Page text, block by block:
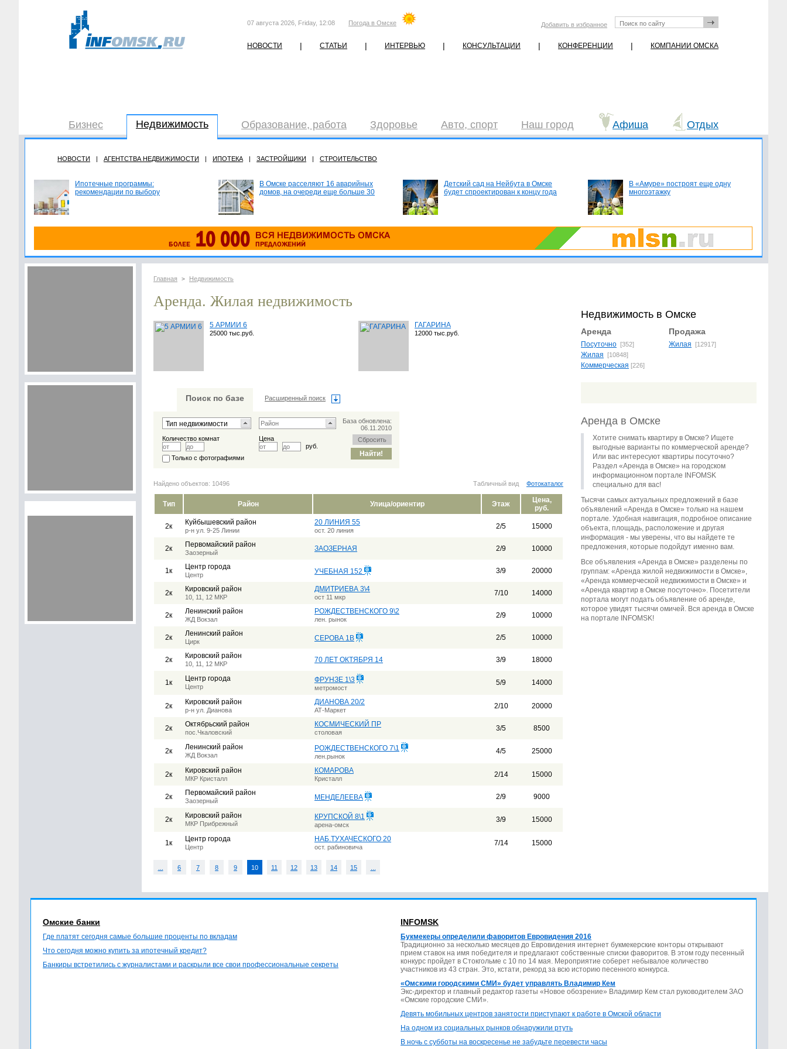
07 августа 2026, Friday, 12:08 Погода в Омске Добавить в избранное
НОВОСТИ | СТАТЬИ | ИНТЕРВЬЮ | КОНСУЛЬТАЦИИ | КОНФЕРЕНЦИИ | КОМПАНИИ ОМСКА
Бизнес Недвижимость Образование, работа Здоровье Авто, спорт Наш город Афиша Отдых
НОВОСТИ | АГЕНТСТВА НЕДВИЖИМОСТИ | ИПОТЕКА | ЗАСТРОЙЩИКИ | СТРОИТЕЛЬСТВО
Ипотечные программы:
рекомендации по выбору
В Омске расселяют 16 аварийных
домов, на очереди еще больше 30
Детский сад на Нейбута в Омске
будет спроектирован к концу года
В «Амуре» построят еще одну
многоэтажку
Главная > Недвижимость
Аренда. Жилая недвижимость
5 АРМИИ 6
25000 тыс.руб.
ГАГАРИНА
12000 тыс.руб.
Поиск по базе Расширенный поиск
База обновлена:
06.11.2010
Количество комнат
Цена
руб.
Только с фотографиями
Табличный вид Фотокаталог
Найдено объектов: 10496
Тип Район Улица/ориентир Этаж
Цена,
руб.
2к Куйбышевский район
р-н ул. 9-25 Линии
20 ЛИНИЯ 55
ост. 20 линия 2/5 15000
2к Первомайский район
Заозерный ЗАОЗЕРНАЯ 2/9 10000
1к Центр города
Центр УЧЕБНАЯ 152 3/9 20000
2к Кировский район
10, 11, 12 МКР
ДМИТРИЕВА 3\4
ост 11 мкр 7/10 14000
2к Ленинский район
ЖД Вокзал
РОЖДЕСТВЕНСКОГО 9\2
лен. рынок 2/9 10000
2к Ленинский район
Цирк СЕРОВА 1В 2/5 10000
2к Кировский район
10, 11, 12 МКР 70 ЛЕТ ОКТЯБРЯ 14 3/9 18000
1к Центр города
Центр
ФРУНЗЕ 1\3
метромост
5/9 14000
2к Кировский район
р-н ул. Дианова
ДИАНОВА 20/2
АТ-Маркет 2/10 20000
2к Октябрьский район
пос.Чкаловский
КОСМИЧЕСКИЙ ПР
столовая 3/5 8500
2к Ленинский район
ЖД Вокзал
РОЖДЕСТВЕНСКОГО 7\1
лен.рынок
4/5 25000
2к Кировский район
МКР Кристалл
КОМАРОВА
Кристалл 2/14 15000
2к Первомайский район
Заозерный МЕНДЕЛЕЕВА 2/9 9000
2к Кировский район
МКР Прибрежный
КРУПСКОЙ 8\1
арена-омск
3/9 15000
1к Центр города
Центр
НАБ.ТУХАЧЕСКОГО 20
ост. рабиновича 7/14 15000
6 7 8 9 10 11 12 13 14 15
Недвижимость в Омске
Аренда Продажа
Посуточно [352]
Жилая [10848]
Коммерческая [226]
Жилая [12917]
Аренда в Омске
Хотите снимать квартиру в Омске? Ищете
выгодные варианты по коммерческой аренде?
Или вас интересуют квартиры посуточно?
Раздел «Аренда в Омске» на городском
информационном портале INFOMSK
специально для вас!
Тысячи самых актуальных предложений в базе
объявлений «Аренда в Омске» только на нашем
портале. Удобная навигация, подробное описание
объекта, площадь, расположение и другая
информация - мы уверены, что вы найдете те
предложения, которые подойдут именно вам.
Все объявления «Аренда в Омске» разделены по
группам: «Аренда жилой недвижимости в Омске»,
«Аренда коммерческой недвижимости в Омске» и
«Аренда квартир в Омске посуточно». Посетители
портала могут подать объявление об аренде,
которое увидят тысячи омичей. Вся аренда в Омске
на портале INFOMSK!
Омские банки
Где платят сегодня самые большие проценты по вкладам
Что сегодня можно купить за ипотечный кредит?
Банкиры встретились с журналистами и раскрыли все свои профессиональные секреты
INFOMSK
Букмекеры определили фаворитов Евровидения 2016
Традиционно за несколько месяцев до Евровидения интернет букмекерские конторы открывают
прием ставок на имя победителя и предлагают собственные списки фаворитов. В этом году песенный
конкурс пройдет в Стокгольме с 10 по 14 мая. Мероприятие соберет небывалое количество
участников из 43 стран. Это, кстати, рекорд за всю историю песенного конкурса.
«Омскими городскими СМИ» будет управлять Владимир Кем
Экс-директор и главный редактор газеты «Новое обозрение» Владимир Кем стал руководителем ЗАО
«Омские городские СМИ».
Девять мобильных центров занятости приступают к работе в Омской области
На одном из социальных рынков обнаружили ртуть
В ночь с субботы на воскресенье не забудьте перевести часы